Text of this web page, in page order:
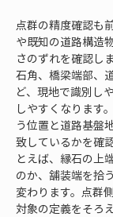
点群の精度確認も
や既知の道路構造
さのずれを確認し
石角、橋梁端部、
ど、現地で識別し
しやすくなります
う位置と道路基盤
致しているかを確
とえば、縁石の上
のか、舗装端を拾
変わります。点群
対象の定義をそろ